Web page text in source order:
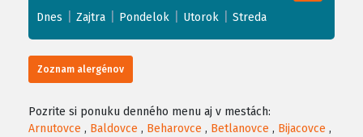
−
Dnes Zajtra Pondelok Utorok Streda
Zoznam alergénov
Pozrite si ponuku denného menu aj v mestách:
Arnutovce , Baldovce , Beharovce , Betlanovce , Bijacovce ,